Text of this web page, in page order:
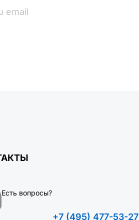
Есть вопросы?
+7 (495) 477-53-27